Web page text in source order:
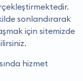
sonlandırarak
için sitemizde
hizmet